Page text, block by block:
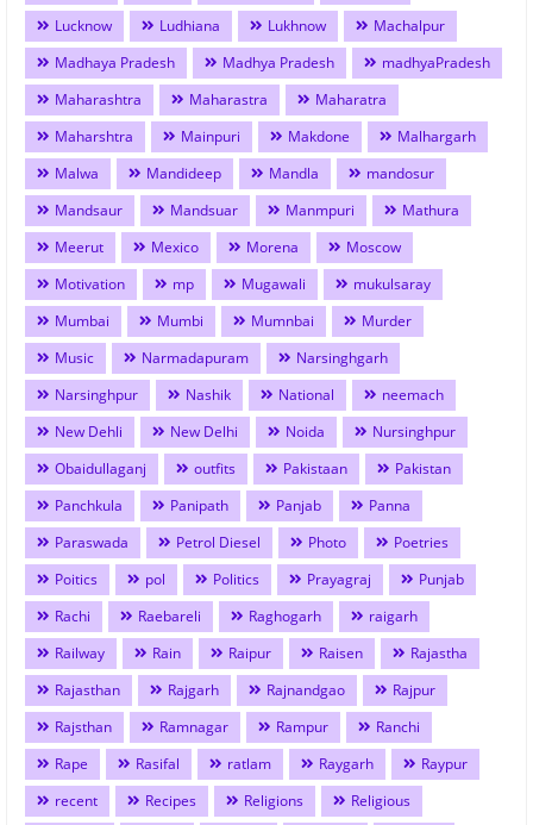
Lucknow
Ludhiana Lukhnow
Machalpur
Madhaya Pradesh
Madhya Pradesh
madhyaPradesh
Maharashtra
Maharastra
Maharatra
Maharshtra
Mainpuri Makdone
Malhargarh
Malwa
Mandideep Mandla
mandosur
Mandsaur
Mandsuar Manmpuri
Mathura
Meerut
Mexico Morena
Moscow
Motivation
mp Mugawali
mukulsaray
Mumbai
Mumbi Mumnbai
Murder
Music
Narmadapuram
Narsinghgarh
Narsinghpur
Nashik National
neemach
New Dehli
New Delhi Noida
Nursinghpur
Obaidullaganj
outfits Pakistaan
Pakistan
Panchkula
Panipath Panjab
Panna
Paraswada
Petrol Diesel Photo
Poetries
Poitics
pol Politics Prayagraj
Punjab
Rachi
Raebareli Raghogarh
raigarh
Railway
Rain Raipur Raisen
Rajastha
Rajasthan
Rajgarh Rajnandgao
Rajpur
Rajsthan
Ramnagar Rampur
Ranchi
Rape
Rasifal ratlam Raygarh
Raypur
recent
Recipes Religions
Religious